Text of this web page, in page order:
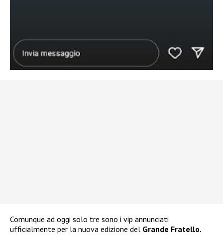
Comunque ad oggi solo tre sono i vip annunciati
ufficialmente per la nuova edizione del Grande Fratello.